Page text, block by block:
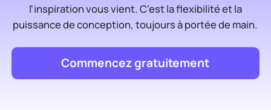
l'inspiration vous vient. C'est la flexibilité et la
puissance de conception, toujours à portée de main.
Commencez gratuitement